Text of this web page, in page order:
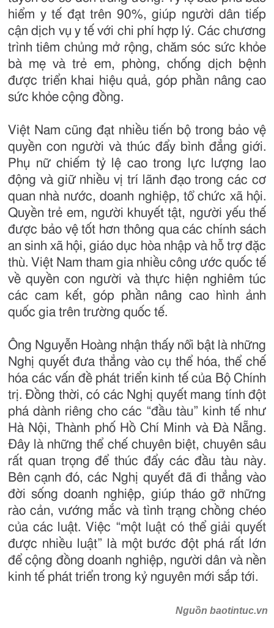
hiểm y tế đạt trên 90%, giúp người dân tiếp
cận dịch vụ y tế với chi phí hợp lý. Các chương
trình tiêm chủng mở rộng, chăm sóc sức khỏe
bà mẹ và trẻ em, phòng, chống dịch bệnh
được triển khai hiệu quả, góp phần nâng cao
sức khỏe cộng đồng.
Việt Nam cũng đạt nhiều tiến bộ trong bảo vệ
quyền con người và thúc đẩy bình đẳng giới.
Phụ nữ chiếm tỷ lệ cao trong lực lượng lao
động và giữ nhiều vị trí lãnh đạo trong các cơ
quan nhà nước, doanh nghiệp, tổ chức xã hội.
Quyền trẻ em, người khuyết tật, người yếu thế
được bảo vệ tốt hơn thông qua các chính sách
an sinh xã hội, giáo dục hòa nhập và hỗ trợ đặc
thù. Việt Nam tham gia nhiều công ước quốc tế
về quyền con người và thực hiện nghiêm túc
các cam kết, góp phần nâng cao hình ảnh
quốc gia trên trường quốc tế.
Ông Nguyễn Hoàng nhận thấy nổi bật là những
Nghị quyết đưa thẳng vào cụ thể hóa, thể chế
hóa các vấn đề phát triển kinh tế của Bộ Chính
trị. Đồng thời, có các Nghị quyết mang tính đột
phá dành riêng cho các “đầu tàu” kinh tế như
Hà Nội, Thành phố Hồ Chí Minh và Đà Nẵng.
Đây là những thể chế chuyên biệt, chuyên sâu
rất quan trọng để thúc đẩy các đầu tàu này.
Bên cạnh đó, các Nghị quyết đã đi thẳng vào
đời sống doanh nghiệp, giúp tháo gỡ những
rào cản, vướng mắc và tình trạng chồng chéo
của các luật. Việc “một luật có thể giải quyết
được nhiều luật” là một bước đột phá rất lớn
để cộng đồng doanh nghiệp, người dân và nền
kinh tế phát triển trong kỷ nguyên mới sắp tới.
Nguồn baotintuc.vn